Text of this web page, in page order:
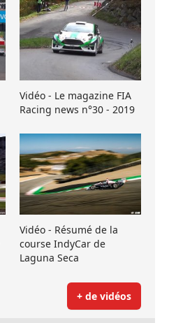
Vidéo - Le magazine FIA
Racing news n°30 - 2019
Vidéo - Résumé de la
course IndyCar de
Laguna Seca
+ de vidéos